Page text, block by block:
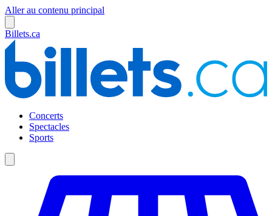
Aller au contenu principal
Billets.ca
Concerts
Spectacles
Sports